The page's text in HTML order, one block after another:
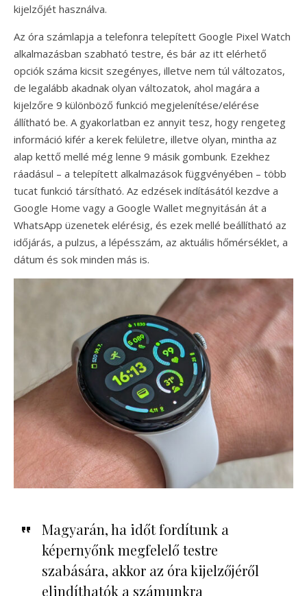
kijelzőjét használva.
Az óra számlapja a telefonra telepített Google Pixel Watch
alkalmazásban szabható testre, és bár az itt elérhető
opciók száma kicsit szegényes, illetve nem túl változatos,
de legalább akadnak olyan változatok, ahol magára a
kijelzőre 9 különböző funkció megjelenítése/elérése
állítható be. A gyakorlatban ez annyit tesz, hogy rengeteg
információ kifér a kerek felületre, illetve olyan, mintha az
alap kettő mellé még lenne 9 másik gombunk. Ezekhez
ráadásul – a telepített alkalmazások függvényében – több
tucat funkció társítható. Az edzések indításától kezdve a
Google Home vagy a Google Wallet megnyitásán át a
WhatsApp üzenetek elérésig, és ezek mellé beállítható az
időjárás, a pulzus, a lépésszám, az aktuális hőmérséklet, a
dátum és sok minden más is.
Magyarán, ha időt fordítunk a
képernyőnk megfelelő testre
szabására, akkor az óra kijelzőjéről
elindíthatók a számunkra